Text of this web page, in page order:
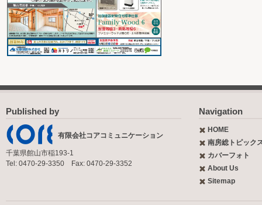
Published by
有限会社コアコミュニケーション
千葉県館山市稲193-1
Tel: 0470-29-3350 Fax: 0470-29-3352
Navigation
HOME
南房総トピック
カバーフォト
About Us
Sitemap